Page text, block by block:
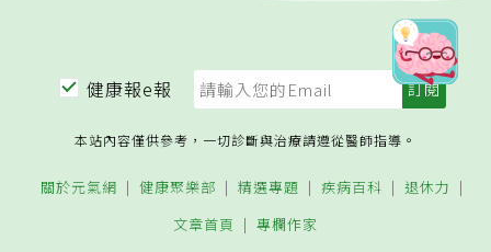
健康報e報
本站內容僅供參考，一切診斷與治療請遵從醫師指導。
關於元氣網 健康聚樂部 精選專題 疾病百科
退休力
文章首頁
專欄作家